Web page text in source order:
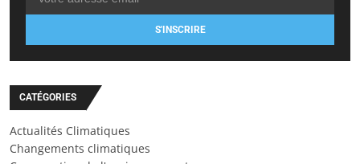
S'INSCRIRE
CATÉGORIES
Actualités Climatiques
Changements climatiques